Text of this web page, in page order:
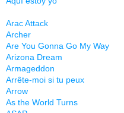
Arac Attack
Archer
Are You Gonna Go My Way
Arizona Dream
Armageddon
Arrête-moi si tu peux
Arrow
As the World Turns